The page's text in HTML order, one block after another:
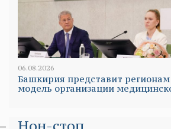
06.08.2026
Башкирия представит
модель организации